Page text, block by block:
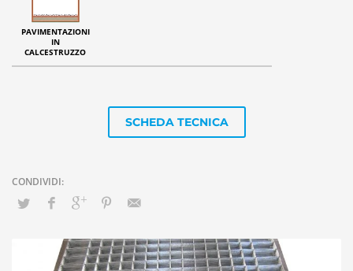
PAVIMENTAZIONI
IN
CALCESTRUZZO
SCHEDA TECNICA